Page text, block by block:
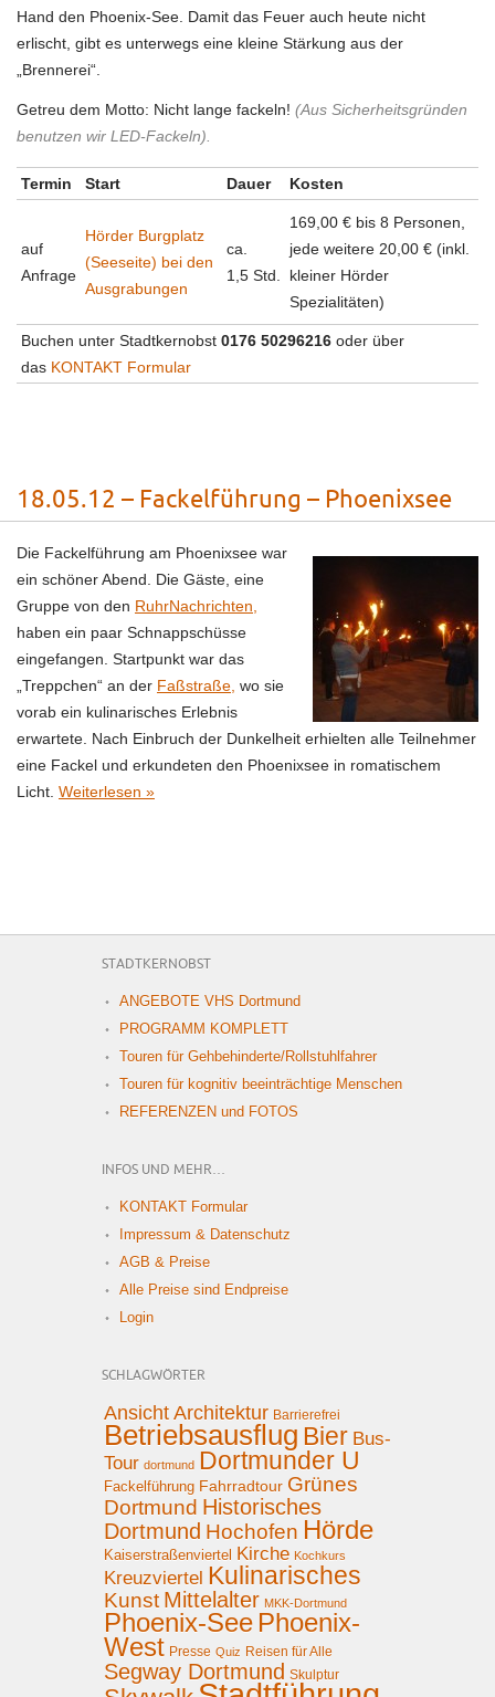
Hand den Phoenix-See. Damit das Feuer auch heute nicht
erlischt, gibt es unterwegs eine kleine Stärkung aus der
„Brennerei“.
Getreu dem Motto: Nicht lange fackeln! (Aus Sicherheitsgründen
benutzen wir LED-Fackeln).
Termin Start Dauer Kosten
auf
Anfrage
Hörder Burgplatz
(Seeseite) bei den
Ausgrabungen
ca.
1,5 Std.
169,00 € bis 8 Personen,
jede weitere 20,00 € (inkl.
kleiner Hörder
Spezialitäten)
Buchen unter Stadtkernobst 0176 50296216 oder über
das KONTAKT Formular
18.05.12 – Fackelführung – Phoenixsee
Die Fackelführung am Phoenixsee war
ein schöner Abend. Die Gäste, eine
Gruppe von den RuhrNachrichten,
haben ein paar Schnappschüsse
eingefangen. Startpunkt war das
„Treppchen“ an der Faßstraße, wo sie
vorab ein kulinarisches Erlebnis
erwartete. Nach Einbruch der Dunkelheit erhielten alle Teilnehmer
eine Fackel und erkundeten den Phoenixsee in romatischem
Licht. Weiterlesen »
STADTKERNOBST
ANGEBOTE VHS Dortmund
PROGRAMM KOMPLETT
Touren für Gehbehinderte/Rollstuhlfahrer
Touren für kognitiv beeinträchtige Menschen
REFERENZEN und FOTOS
INFOS UND MEHR…
KONTAKT Formular
Impressum & Datenschutz
AGB & Preise
Alle Preise sind Endpreise
Login
SCHLAGWÖRTER
Ansicht Architektur Barrierefrei
Betriebsausflug Bier Bus-
Tour dortmund Dortmunder U
Fackelführung Fahrradtour Grünes
Dortmund Historisches
Dortmund Hochofen Hörde
Kaiserstraßenviertel Kirche Kochkurs
Kreuzviertel Kulinarisches
Kunst Mittelalter MKK-Dortmund
Phoenix-See Phoenix-
West Presse Quiz Reisen für Alle
Segway Dortmund Skulptur